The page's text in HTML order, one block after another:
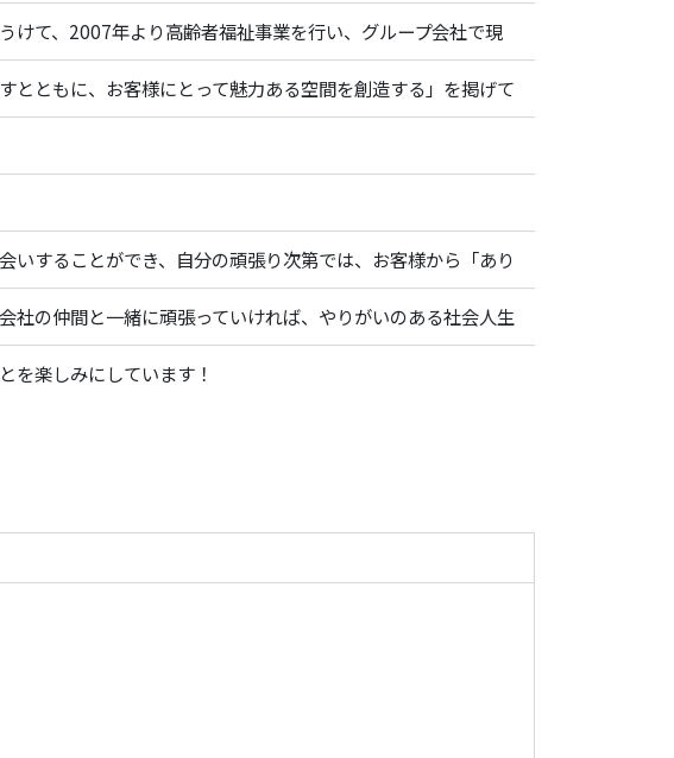
けて、2007年より高齢者福祉事業を行い、グループ会社で現
ともに、お客様にとって魅力ある空間を創造する」を掲げて
することができ、自分の頑張り次第では、お客様から「あり
社の仲間と一緒に頑張っていければ、やりがいのある社会人生
を楽しみにしています！